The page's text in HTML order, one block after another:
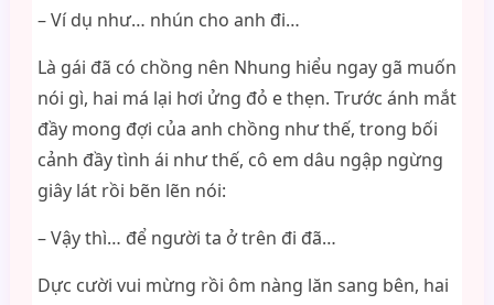
– Ví dụ như… nhún cho anh đi…
Là gái đã có chồng nên Nhung hiểu ngay gã muốn
nói gì, hai má lại hơi ửng đỏ e thẹn. Trước ánh mắt
đầy mong đợi của anh chồng như thế, trong bối
cảnh đầy tình ái như thế, cô em dâu ngập ngừng
giây lát rồi bẽn lẽn nói:
– Vậy thì… để người ta ở trên đi đã…
Dực cười vui mừng rồi ôm nàng lăn sang bên, hai